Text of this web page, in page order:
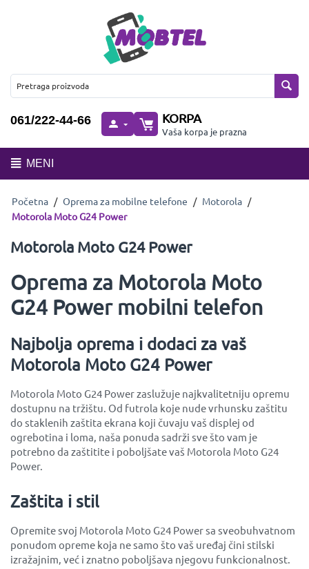
061/222-44-66 KORPA
Vaša korpa je prazna
MENI
Početna / Oprema za mobilne telefone / Motorola /
Motorola Moto G24 Power
Motorola Moto G24 Power
Oprema za Motorola Moto
G24 Power mobilni telefon
Najbolja oprema i dodaci za vaš
Motorola Moto G24 Power
Motorola Moto G24 Power zaslužuje najkvalitetniju opremu
dostupnu na tržištu. Od futrola koje nude vrhunsku zaštitu
do staklenih zaštita ekrana koji čuvaju vaš displej od
ogrebotina i loma, naša ponuda sadrži sve što vam je
potrebno da zaštitite i poboljšate vaš Motorola Moto G24
Power.
Zaštita i stil
Opremite svoj Motorola Moto G24 Power sa sveobuhvatnom
ponudom opreme koja ne samo što vaš uređaj čini stilski
izražajnim, već i znatno poboljšava njegovu funkcionalnost.